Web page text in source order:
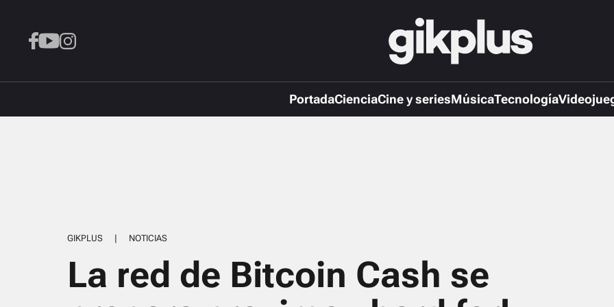
PortadaCienciaCine y seriesMúsicaTecnología
GIKPLUS | NOTICIAS
La red de Bitcoin Cash se